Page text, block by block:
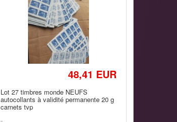
48,41 EUR
Lot 27 timbres monde NEUFS
autocollants à validité permanente 20 g
carnets tvp